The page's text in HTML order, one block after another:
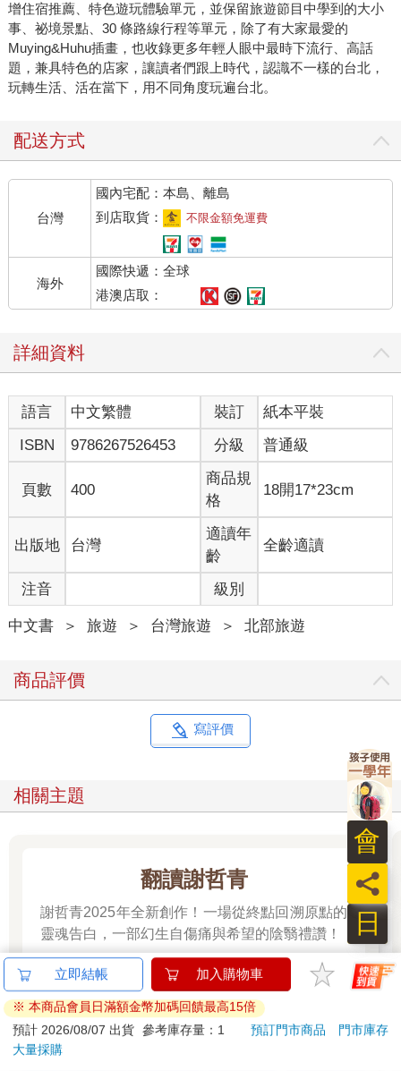
增住宿推薦、特色遊玩體驗單元，並保留旅遊節目中學到的大小
事、祕境景點、30 條路線行程等單元，除了有大家最愛的
Muying&Huhu插畫，也收錄更多年輕人眼中最時下流行、高話
題，兼具特色的店家，讓讀者們跟上時代，認識不一樣的台北，
玩轉生活、活在當下，用不同角度玩遍台北。
配送方式
台灣
國內宅配：本島、離島
到店取貨：
不限金額免運費
海外
國際快遞：全球
港澳店取：
詳細資料
語言 中文繁體 裝訂
紙本平裝
ISBN
9786267526453 分級 普通級
頁數 400
商品規
格
18開17*23cm
出版地 台灣
適讀年
齡
全齡適讀
注音 級別
中文書 ＞ 旅遊 ＞ 台灣旅遊 ＞ 北部旅遊
商品評價
寫評價
相關主題
翻讀謝哲青
謝哲青2025年全新創作！一場從終點回溯原點的
靈魂告白，一部幻生自傷痛與希望的陰翳禮讚！
看更多
日
員
會